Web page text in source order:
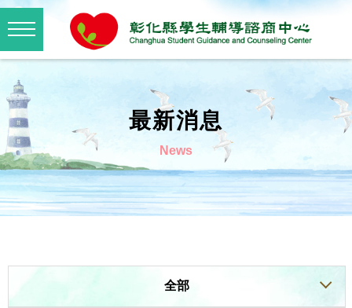
最新消息
News
全部